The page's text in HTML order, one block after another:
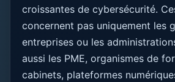
croissantes de cybersécurité.
concernent pas uniquement les
entreprises ou les
aussi les PME, organismes de
cabinets, plateformes